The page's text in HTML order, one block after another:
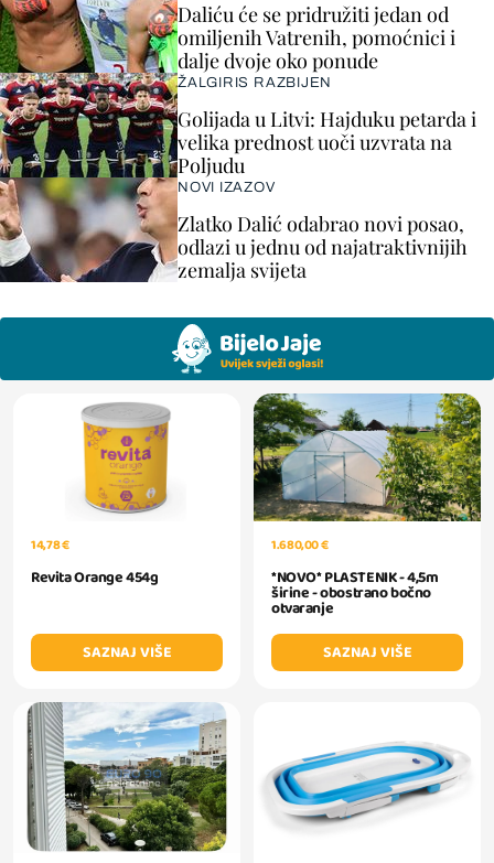
Daliću će se pridružiti jedan od
omiljenih Vatrenih, pomoćnici i
dalje dvoje oko ponude
ŽALGIRIS RAZBIJEN
Golijada u Litvi: Hajduku petarda i
velika prednost uoči uzvrata na
Poljudu
NOVI IZAZOV
Zlatko Dalić odabrao novi posao,
odlazi u jednu od najatraktivnijih
zemalja svijeta
14,78 €
Revita Orange 454g
SAZNAJ VIŠE
1.680,00 €
*NOVO* PLASTENIK - 4,5m
širine - obostrano bočno
otvaranje
SAZNAJ VIŠE